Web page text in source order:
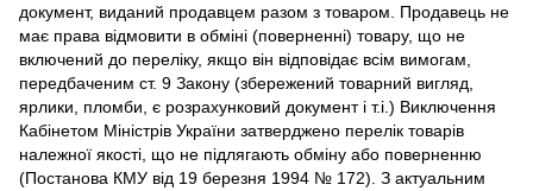
документ, виданий продавцем разом з товаром. Продавець не
має права відмовити в обміні (поверненні) товару, що не
включений до переліку, якщо він відповідає всім вимогам,
передбаченим ст. 9 Закону (збережений товарний вигляд,
ярлики, пломби, є розрахунковий документ і т.і.) Виключення
Кабінетом Міністрів України затверджено перелік товарів
належної якості, що не підлягають обміну або поверненню
(Постанова КМУ від 19 березня 1994 № 172). З актуальним